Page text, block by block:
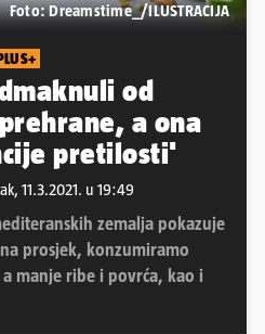
Foto: Dreamstime_/ILUSTRACIJA
od
a ona
pretilosti'
11.3.2021. u 19:49
zemalja pokazuje
prosjek, konzumiramo
manje ribe i povrća, kao i